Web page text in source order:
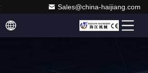
Sales@china-haijiang.com